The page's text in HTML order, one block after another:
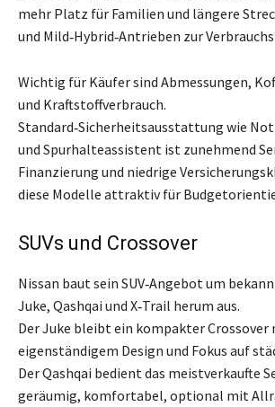
mehr Platz für Familien und längere
und Mild‑Hybrid‑Antrieben zur
Wichtig für Käufer sind Abmessungen,
und Kraftstoffverbrauch.
Standard‑Sicherheitsausstattung wie
und Spurhalteassistent ist zunehmend
Finanzierung und niedrige
diese Modelle attraktiv für
SUVs und Crossover
Nissan baut sein SUV‑Angebot um
Juke, Qashqai und X‑Trail herum aus.
Der Juke bleibt ein kompakter Crossover
eigenständigem Design und Fokus auf
Der Qashqai bedient das meistverkaufte
geräumig, komfortabel, optional mit